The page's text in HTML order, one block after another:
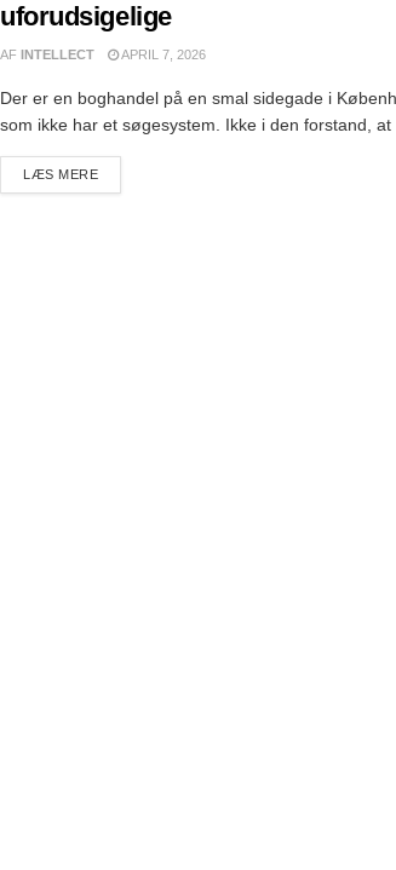
uforudsigelige
AF INTELLECT APRIL 7, 2026
Der er en boghandel på en smal sidegade i
som ikke har et søgesystem. Ikke i den forstand, at
LÆS MEREDETAILS